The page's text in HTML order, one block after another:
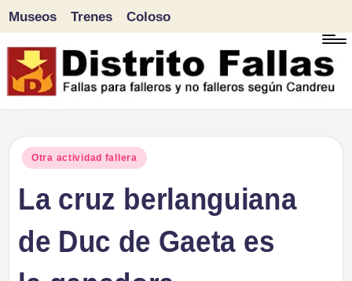
Saltar
al
Museos Trenes Coloso
Publicado
Otra actividad fallera
La cruz berlanguiana
de Duc de Gaeta es